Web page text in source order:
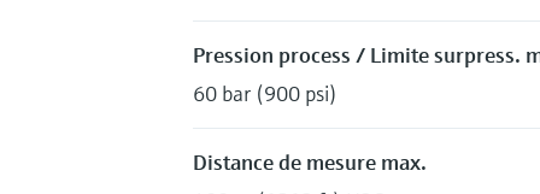
Pression process / Limite surpress.
60 bar (900 psi)
Distance de mesure max.